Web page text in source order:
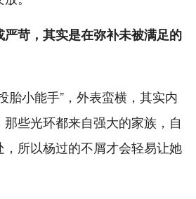
苛，其实是在弥补未被满足的
胎小能手”，外表蛮横，其实内
些光环都来自强大的家族，自
所以杨过的不屑才会轻易让她